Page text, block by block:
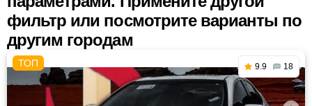
фильтр или посмотрите варианты по
другим городам
9.9 18